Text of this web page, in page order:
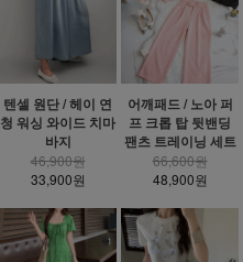
텐셀 원단 / 헤이 연
청 워싱 와이드 치마
바지
46,900원
33,900원
어깨패드 / 노아 퍼
프 크롭 탑 뒷밴딩
팬츠 트레이닝 세트
66,600원
48,900원